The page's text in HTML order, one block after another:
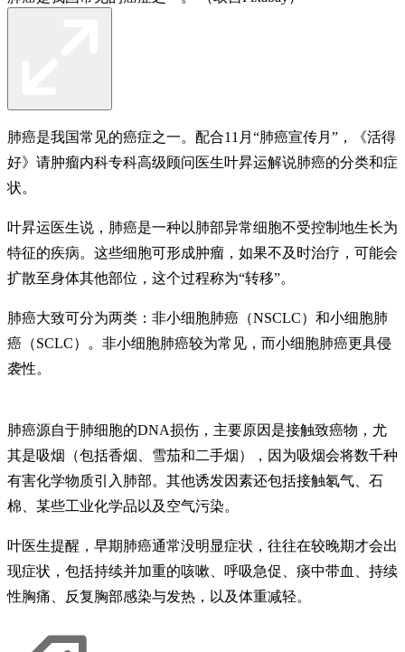
肺癌是我国常见的癌症之一。配合11月“肺癌宣传月”，《活得
好》请肿瘤内科专科高级顾问医生叶昇运解说肺癌的分类和症
状。
叶昇运医生说，肺癌是一种以肺部异常细胞不受控制地生长为
特征的疾病。这些细胞可形成肿瘤，如果不及时治疗，可能会
扩散至身体其他部位，这个过程称为“转移”。
肺癌大致可分为两类：非小细胞肺癌（NSCLC）和小细胞肺
癌（SCLC）。非小细胞肺癌较为常见，而小细胞肺癌更具侵
袭性。
肺癌源自于肺细胞的DNA损伤，主要原因是接触致癌物，尤
其是吸烟（包括香烟、雪茄和二手烟），因为吸烟会将数千种
有害化学物质引入肺部。其他诱发因素还包括接触氡气、石
棉、某些工业化学品以及空气污染。
叶医生提醒，早期肺癌通常没明显症状，往往在较晚期才会出
现症状，包括持续并加重的咳嗽、呼吸急促、痰中带血、持续
性胸痛、反复胸部感染与发热，以及体重减轻。